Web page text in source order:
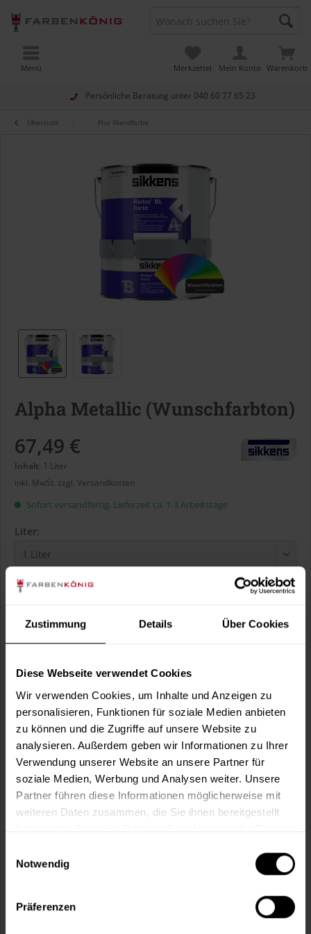
Zustimmung Details Über Cookies
Diese Webseite verwendet Cookies
Wir verwenden Cookies, um Inhalte und Anzeigen zu
personalisieren, Funktionen für soziale Medien anbieten
zu können und die Zugriffe auf unsere Website zu
analysieren. Außerdem geben wir Informationen zu Ihrer
Verwendung unserer Website an unsere Partner für
soziale Medien, Werbung und Analysen weiter. Unsere
Partner führen diese Informationen möglicherweise mit
weiteren Daten zusammen, die Sie ihnen bereitgestellt
Notwendig
Präferenzen
Persönliche Beratung unter 040 60 77 65 23
Warenkorb
Merkzettel Mein Konto
Menü
Übersicht Flur Wandfarbe
Alpha Metallic (Wunschfarbton)
67,49 €
Inhalt: 1 Liter
inkl. MwSt. zzgl. Versandkosten
Sofort versandfertig, Lieferzeit ca. 1-3 Arbeitstage
Liter:
Verbrauch berechnen
m²
Kollektion:
Wunschfarbcode*:
Artikel-Nr.: